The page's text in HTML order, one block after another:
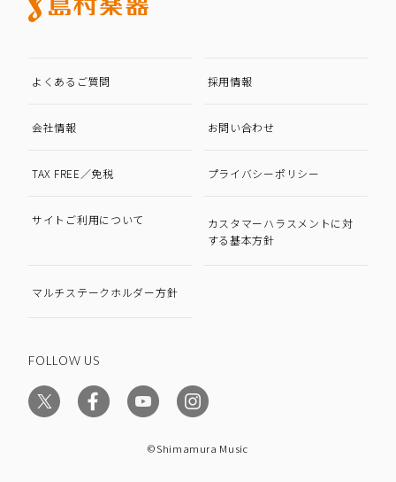
よくあるご質問 採用情報
会社情報 お問い合わせ
TAX FREE／免税 プライバシーポリシー
サイトご利用について
カスタマーハラスメントに対
する基本方針
マルチステークホルダー方針
FOLLOW US
©Shimamura Music